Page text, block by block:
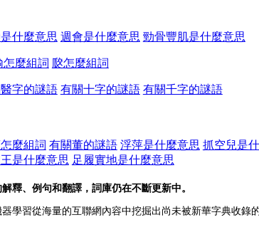
什麼意思 週會是什麼意思 勁骨豐肌是什麼意思
怎麼組詞 㼎怎麼組詞
字的謎語 有關十字的謎語 有關千字的謎語
麼組詞 有關董的謎語 浮萍是什麼意思 抓空兒是
是什麼意思 足履實地是什麼意思
釋、例句和翻譯，詞庫仍在不斷更新中。
學習從海量的互聯網內容中挖掘出尚未被新華字典收錄